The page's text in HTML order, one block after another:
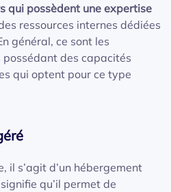
qui possèdent une expertise
ressources internes dédiées
général, ce sont les
des capacités
qui optent pour ce type
il s’agit d’un hébergement
qu’il permet de